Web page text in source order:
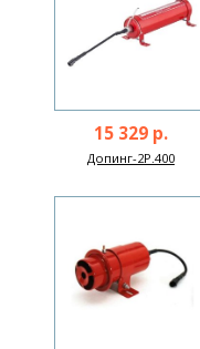
15 329 р.
Допинг-2Р.400